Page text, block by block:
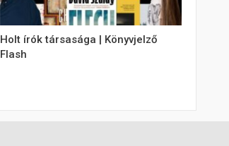
Holt írók társasága | Könyvjelző
Flash